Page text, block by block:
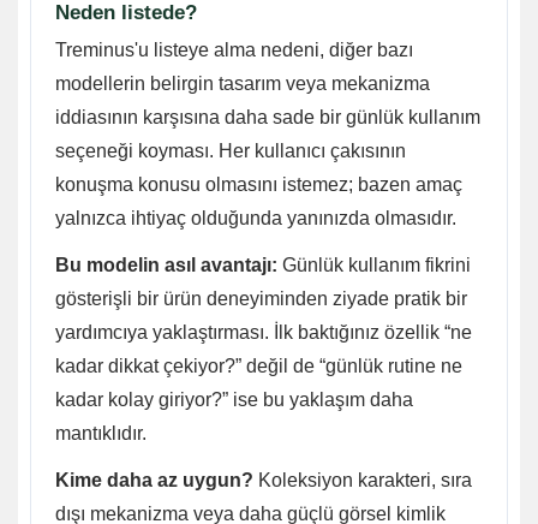
Neden listede?
Treminus'u listeye alma nedeni, diğer bazı
modellerin belirgin tasarım veya mekanizma
iddiasının karşısına daha sade bir günlük kullanım
seçeneği koyması. Her kullanıcı çakısının
konuşma konusu olmasını istemez; bazen amaç
yalnızca ihtiyaç olduğunda yanınızda olmasıdır.
Bu modelin asıl avantajı: Günlük kullanım fikrini
gösterişli bir ürün deneyiminden ziyade pratik bir
yardımcıya yaklaştırması. İlk baktığınız özellik “ne
kadar dikkat çekiyor?” değil de “günlük rutine ne
kadar kolay giriyor?” ise bu yaklaşım daha
mantıklıdır.
Kime daha az uygun? Koleksiyon karakteri, sıra
dışı mekanizma veya daha güçlü görsel kimlik